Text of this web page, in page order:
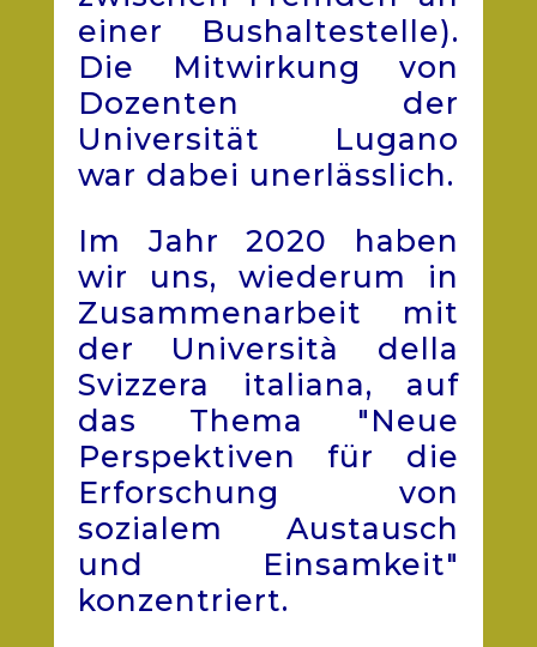
einer Bushaltestelle).
Die Mitwirkung von
Dozenten der
Universität Lugano
war dabei unerlässlich.
Im Jahr 2020 haben
wir uns, wiederum in
Zusammenarbeit mit
der Università della
Svizzera italiana, auf
das Thema "Neue
Perspektiven für die
Erforschung von
sozialem Austausch
und Einsamkeit"
konzentriert.